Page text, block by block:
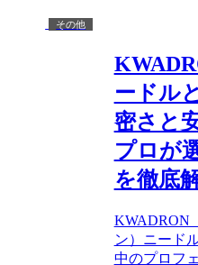
その他
ードル
密さと
プロが
を徹底
KWADRON
ン）ニード
中のプロフ